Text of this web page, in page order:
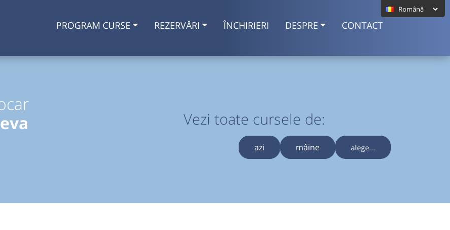
PROGRAM CURSE REZERVĂRI ÎNCHIRIERI DESPRE CONTACT
Vezi toate cursele de:
azi mâine alege...